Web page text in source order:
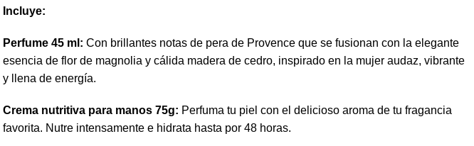
Incluye:
Perfume 45 ml: Con brillantes notas de pera de Provence que se fusionan con la elegante
esencia de flor de magnolia y cálida madera de cedro, inspirado en la mujer audaz, vibrante
y llena de energía.
Crema nutritiva para manos 75g: Perfuma tu piel con el delicioso aroma de tu fragancia
favorita. Nutre intensamente e hidrata hasta por 48 horas.